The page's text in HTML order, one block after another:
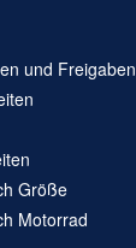
und Freigaben
Größe
Motorrad